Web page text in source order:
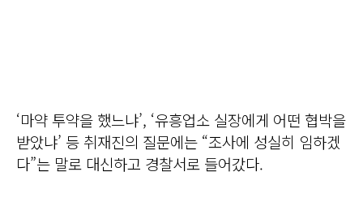
‘마약 투약을 했느냐’, ‘유흥업소 실장에게 어떤 협박을
받았냐’ 등 취재진의 질문에는 “조사에 성실히 임하겠
다”는 말로 대신하고 경찰서로 들어갔다.